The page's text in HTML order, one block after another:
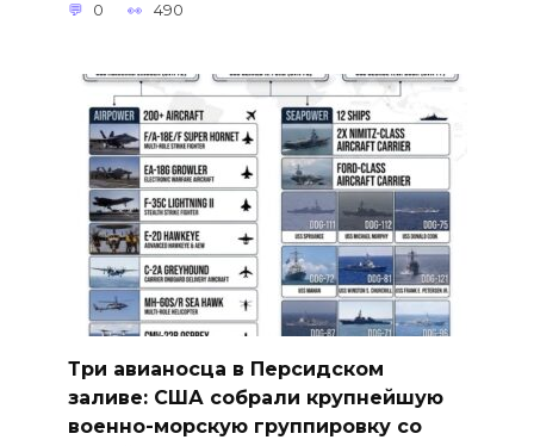
0 490
Три авианосца в Персидском
заливе: США собрали крупнейшую
военно-морскую группировку со